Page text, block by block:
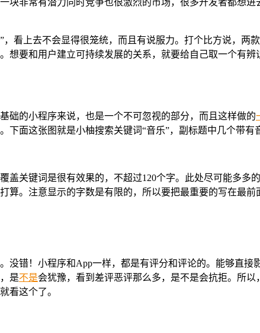
看上去不会显得很笼统，而且有说服力。打个比方说，两
想要和用户建立可持续发展的关系，就要给自己取一个有
础的小程序来说，也是一个不可忽视的部分，而且这样做的
下面这张图就是小柚搜索关键词“音乐”，副标题中几个带有
盖关键词是很有效果的，不超过120个字。此处尽可能多多
算。注意显示的字数是有限的，所以要把最重要的写在最前
没错！小程序和App一样，都是有评分和评论的。能够直
是不是会犹豫，看到差评恶评那么多，是不是会抗拒。所
看这个了。